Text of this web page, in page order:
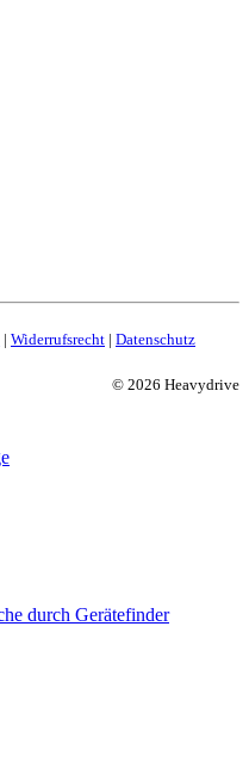
| Widerrufsrecht | Datenschutz
© 2026 Heavydrive